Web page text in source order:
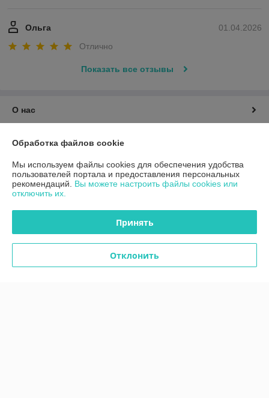
01.04.2026
Ольга
Отлично
Показать все отзывы
О нас
Контакты
Доставка и оплата
График работы
Политика обработки cookies
Обработка файлов cookie
Мы используем файлы cookies для обеспечения удобства
пользователей портала и предоставления персональных
рекомендаций. Вы можете настроить файлы cookies или
отключить их.
Принять
Отклонить